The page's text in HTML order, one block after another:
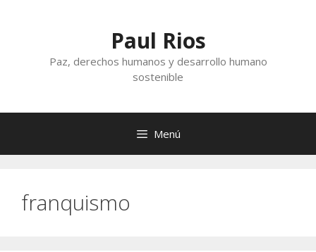
Paul Rios
Paz, derechos humanos y desarrollo humano
sostenible
Menú
franquismo